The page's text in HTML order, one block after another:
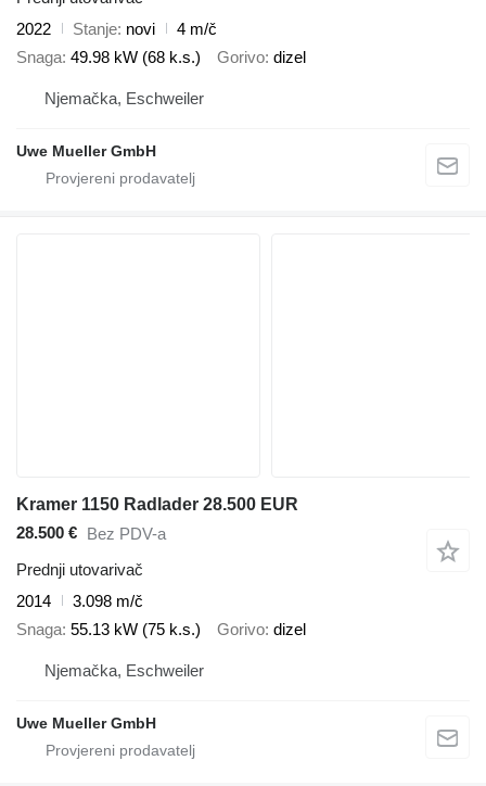
2022
Stanje novi
4 m/č
Snaga 49.98 kW (68 k.s.) Gorivo dizel
Njemačka, Eschweiler
Uwe Mueller GmbH
Kramer 1150 Radlader 28.500 EUR
28.500 € Bez PDV-a
Prednji utovarivač
2014
3.098 m/č
Snaga 55.13 kW (75 k.s.) Gorivo dizel
Njemačka, Eschweiler
Uwe Mueller GmbH